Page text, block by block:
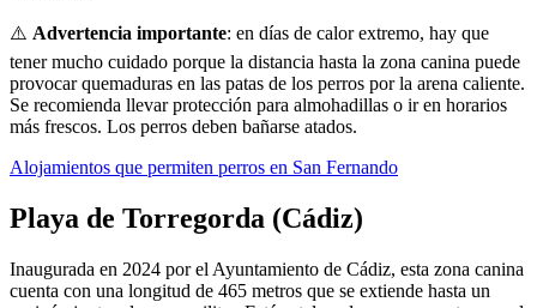
⚠️ Advertencia importante: en días de calor extremo, hay que
tener mucho cuidado porque la distancia hasta la zona canina puede
provocar quemaduras en las patas de los perros por la arena caliente.
Se recomienda llevar protección para almohadillas o ir en horarios
más frescos. Los perros deben bañarse atados.
Alojamientos que permiten perros en San Fernando
Playa de Torregorda (Cádiz)
Inaugurada en 2024 por el Ayuntamiento de Cádiz, esta zona canina
cuenta con una longitud de 465 metros que se extiende hasta un